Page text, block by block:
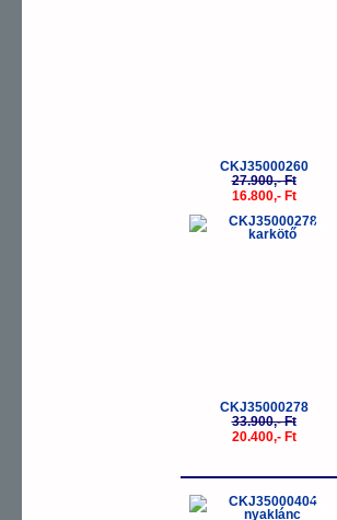
CKJ35000260
27.900,- Ft
16.800,- Ft
-40%
CKJ35000278
33.900,- Ft
20.400,- Ft
-20%